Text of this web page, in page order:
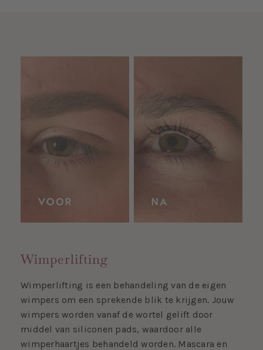
Wimperlifting
Wimperlifting is een behandeling van de eigen
wimpers om een sprekende blik te krijgen. Jouw
wimpers worden vanaf de wortel gelift door
middel van siliconen pads, waardoor alle
wimperhaartjes behandeld worden. Mascara en